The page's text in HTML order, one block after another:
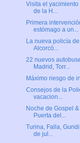
Visita el
de la H...
Primera
estómago a un...
La nueva policía
Alcorcó...
22 nuevos
Madrid, Torr...
Máximo riesgo de
Consejos de la
vacacion...
Noche de Gospel
Puerta del...
Turina, Falla,
de jul...